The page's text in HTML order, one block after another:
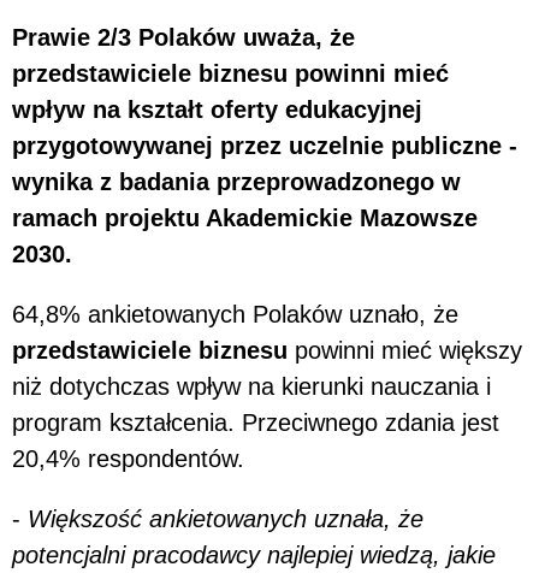
Prawie 2/3 Polaków uważa, że
przedstawiciele biznesu powinni mieć
wpływ na kształt oferty edukacyjnej
przygotowywanej przez uczelnie publiczne -
wynika z badania przeprowadzonego w
ramach projektu Akademickie Mazowsze
2030.
64,8% ankietowanych Polaków uznało, że
przedstawiciele biznesu powinni mieć większy
niż dotychczas wpływ na kierunki nauczania i
program kształcenia. Przeciwnego zdania jest
20,4% respondentów.
- Większość ankietowanych uznała, że
potencjalni pracodawcy najlepiej wiedzą, jakie